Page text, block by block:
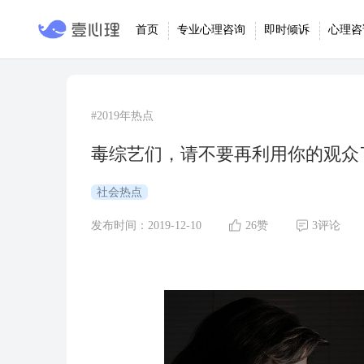
首页 专业心理咨询 即时倾诉 心理
#2019年热点
毒综艺们，请不要再利用你的观众
社会热点
发布时间：2019-12-10 26赞 3评论